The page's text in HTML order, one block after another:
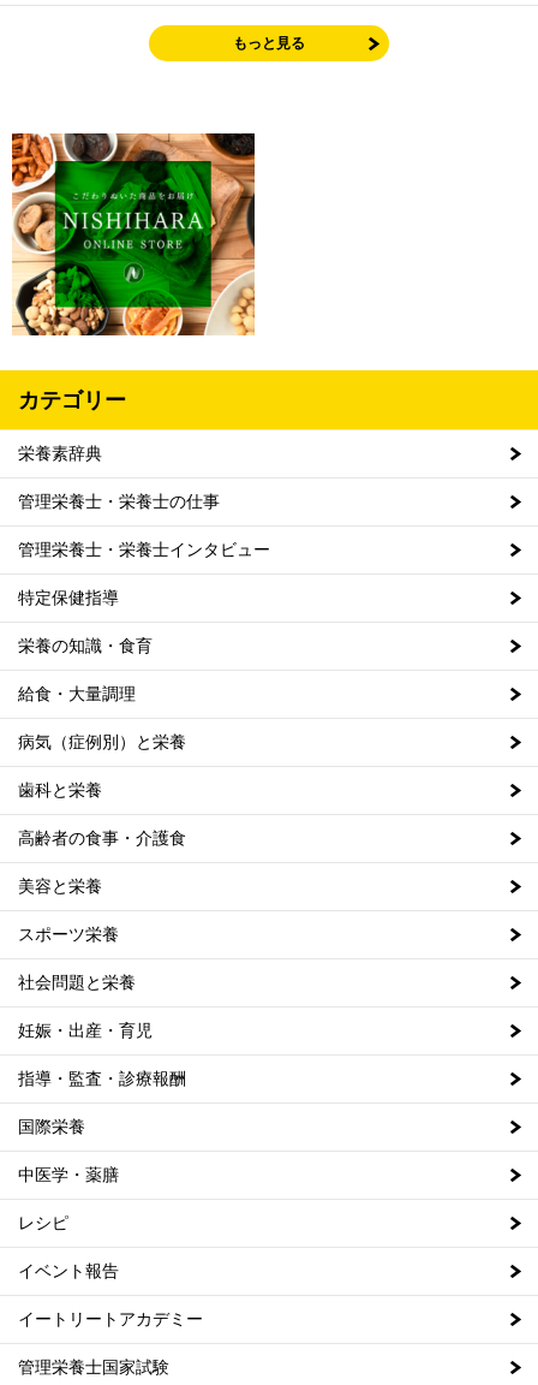
もっと見る
カテゴリー
栄養素辞典
管理栄養士・栄養士の仕事
管理栄養士・栄養士インタビュー
特定保健指導
栄養の知識・食育
給食・大量調理
病気（症例別）と栄養
歯科と栄養
高齢者の食事・介護食
美容と栄養
スポーツ栄養
社会問題と栄養
妊娠・出産・育児
指導・監査・診療報酬
国際栄養
中医学・薬膳
レシピ
イベント報告
イートリートアカデミー
管理栄養士国家試験